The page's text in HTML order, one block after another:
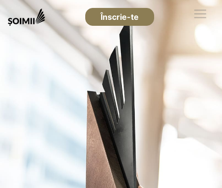
Înscrie-te